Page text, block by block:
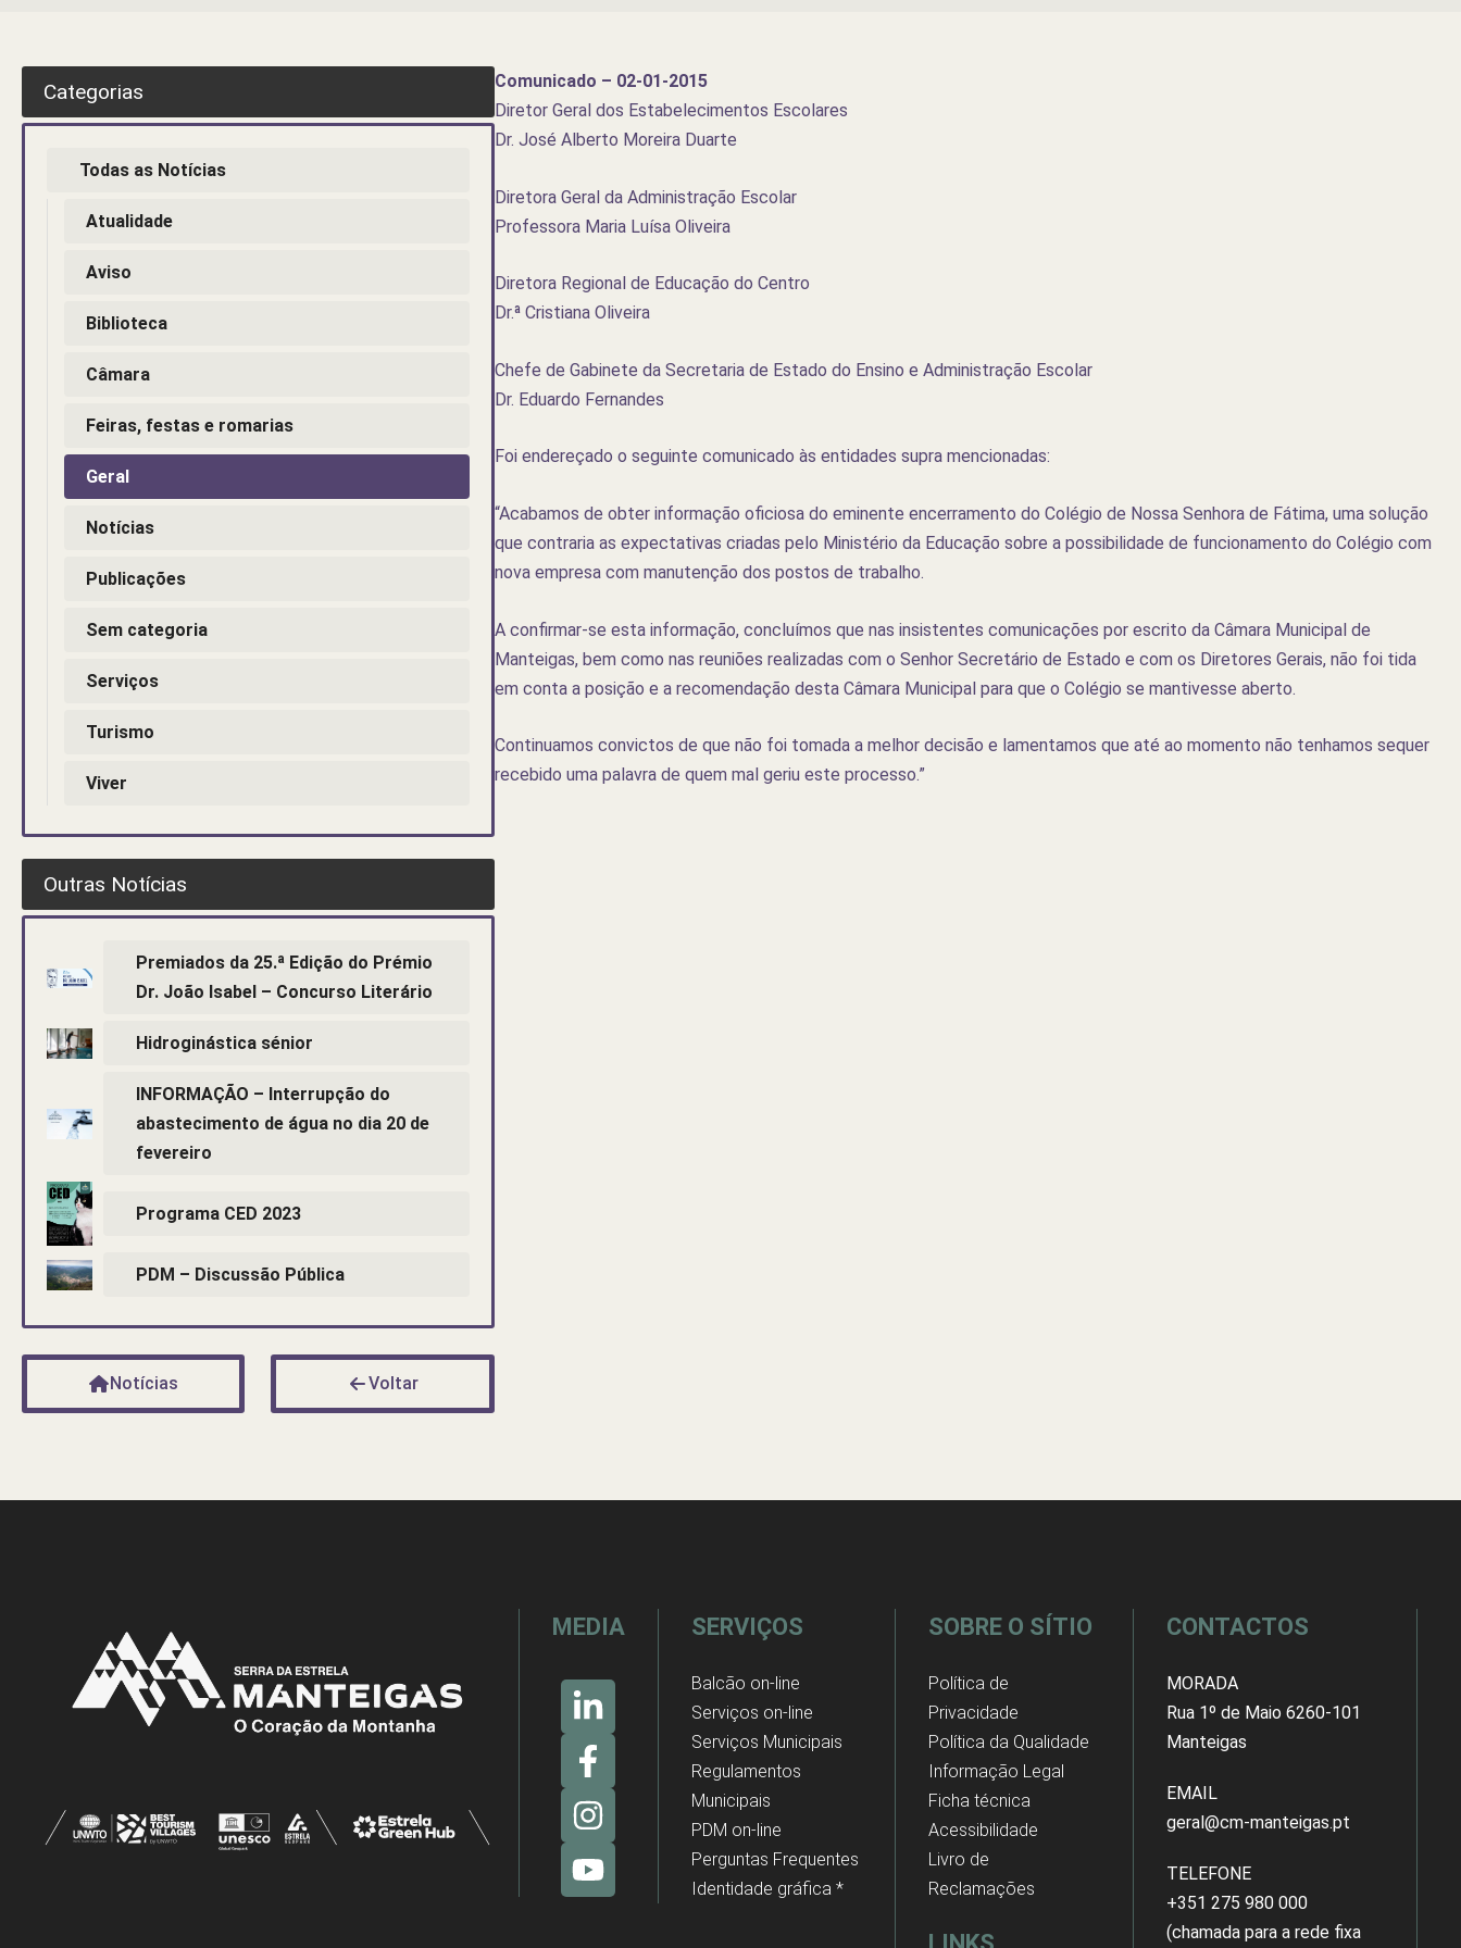
Comunicado – 02-01-2015
Diretor Geral dos Estabelecimentos Escolares
Dr. José Alberto Moreira Duarte
Diretora Geral da Administração Escolar
Professora Maria Luísa Oliveira
Diretora Regional de Educação do Centro
Dr.ª Cristiana Oliveira
Chefe de Gabinete da Secretaria de Estado do Ensino e Administração Escolar
Dr. Eduardo Fernandes
Foi endereçado o seguinte comunicado às entidades supra mencionadas:
“Acabamos de obter informação oficiosa do eminente encerramento do Colégio de Nossa Senhora de Fátima, uma solução
que contraria as expectativas criadas pelo Ministério da Educação sobre a possibilidade de funcionamento do Colégio com
nova empresa com manutenção dos postos de trabalho.
A confirmar-se esta informação, concluímos que nas insistentes comunicações por escrito da Câmara Municipal de
Manteigas, bem como nas reuniões realizadas com o Senhor Secretário de Estado e com os Diretores Gerais, não foi tida
em conta a posição e a recomendação desta Câmara Municipal para que o Colégio se mantivesse aberto.
Continuamos convictos de que não foi tomada a melhor decisão e lamentamos que até ao momento não tenhamos sequer
recebido uma palavra de quem mal geriu este processo.”
Categorias
Todas as Notícias
Atualidade
Aviso
Biblioteca
Câmara
Feiras, festas e romarias
Geral
Notícias
Publicações
Sem categoria
Serviços
Turismo
Viver
Outras Notícias
Premiados da 25.ª Edição do Prémio
Dr. João Isabel – Concurso Literário
Hidroginástica sénior
INFORMAÇÃO – Interrupção do
abastecimento de água no dia 20 de
fevereiro
Programa CED 2023
PDM – Discussão Pública
Notícias Voltar
MEDIA SERVIÇOS
Balcão on-line
Serviços on-line
Serviços Municipais
Regulamentos
Municipais
PDM on-line
Perguntas Frequentes
Identidade gráfica *
SOBRE O SÍTIO
Política de
Privacidade
Política da Qualidade
Informação Legal
Ficha técnica
Acessibilidade
Livro de
Reclamações
CONTACTOS
MORADA
Rua 1º de Maio 6260-101
Manteigas
EMAIL
geral@cm-manteigas.pt
TELEFONE
+351 275 980 000
(chamada para a rede fixa